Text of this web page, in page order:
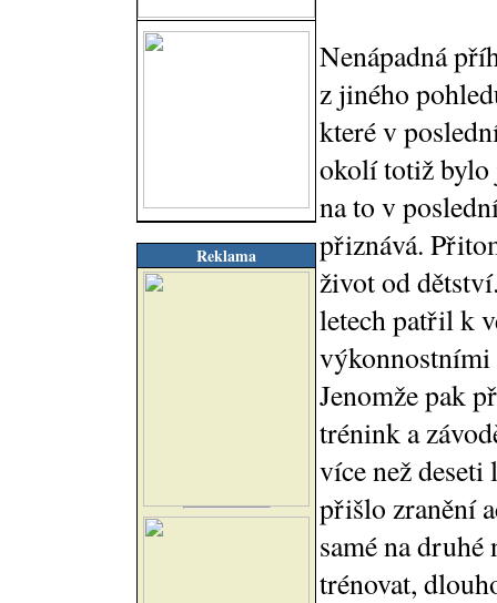
Reklama
Nenápadná
z jiného
které v
okolí totiž bylo
na to v
přiznává.
život od
letech patřil k
výkonnostními
Jenomže pak
trénink a
více než deseti
přišlo zranění
samé na druhé
trénovat,